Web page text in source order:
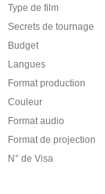
Type de film
Secrets de tournage
Budget
Langues
Format production
Couleur
Format audio
Format de projection
N° de Visa